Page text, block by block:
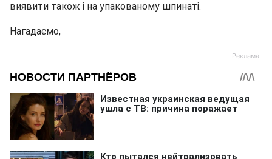
виявити також і на упакованому шпинаті.
Нагадаємо,